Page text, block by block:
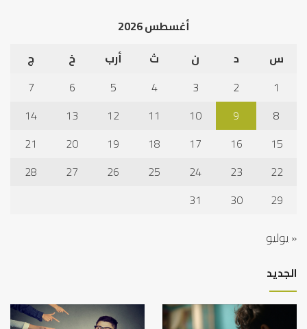
أغسطس 2026
س
د ن ث أرب خ
ج
1
2
3
4
5
6
7
8
9
10
11
12
13
14
15
16
17
18
19
20
21
22
23
24
25
26
27
28
29
30
31
« يوليو
الجديد